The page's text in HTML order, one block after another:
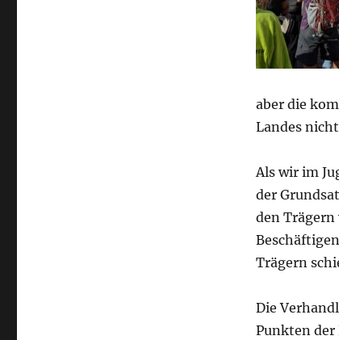
aber die
Landes
Als wir im
der
den
Trägern
Die
Punkten